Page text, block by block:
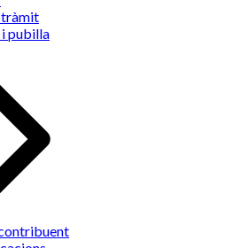
tràmit
pubilla